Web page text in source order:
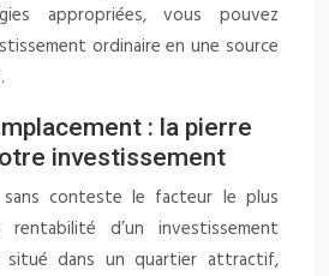
appropriées, vous pouvez
ordinaire en une source
: la pierre
investissement
sans conteste le facteur le plus
d’un investissement
situé dans un quartier attractif,